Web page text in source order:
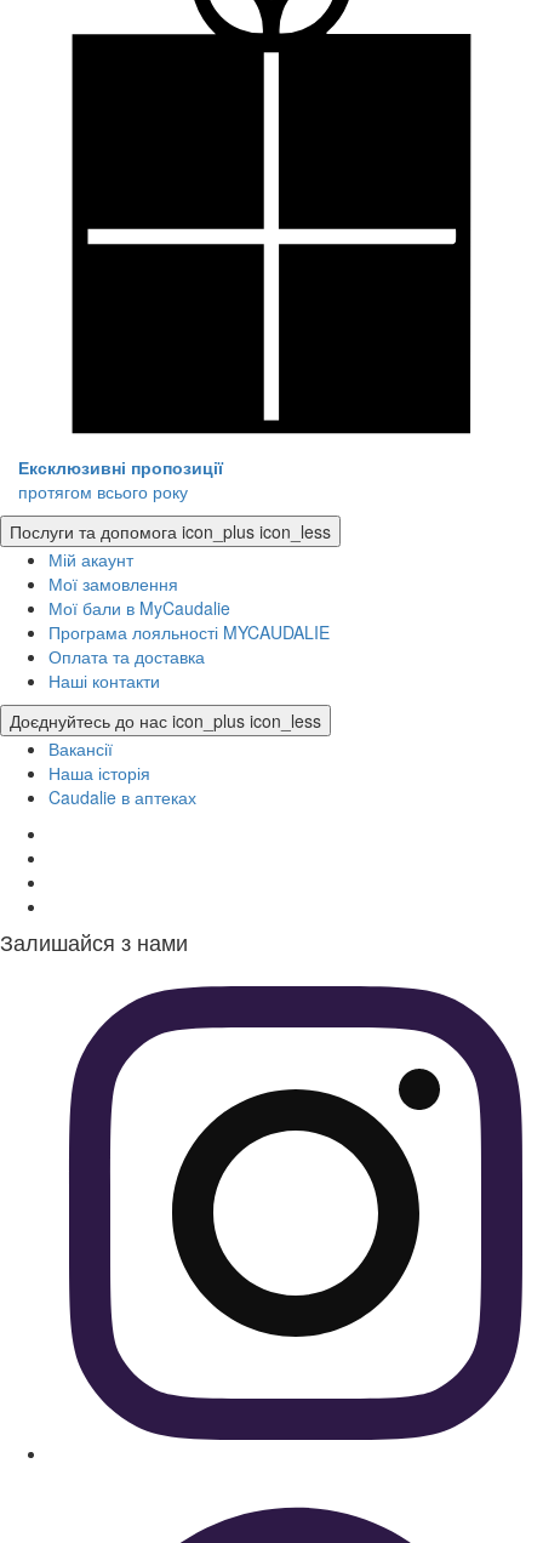
Ексклюзивні пропозиції
протягом всього року
Послуги та допомога icon_plus icon_less
Мій акаунт
Мої замовлення
Мої бали в MyCaudalie
Програма лояльності MYCAUDALIE
Оплата та доставка
Наші контакти
Доєднуйтесь до нас icon_plus icon_less
Вакансії
Наша історія
Caudalie в аптеках
Залишайся з нами